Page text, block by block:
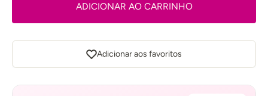
ADICIONAR AO CARRINHO
Adicionar aos favoritos